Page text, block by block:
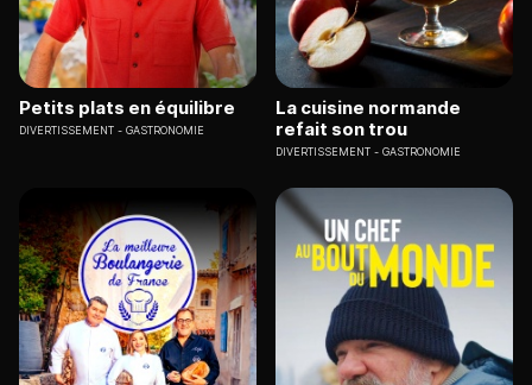
Petits plats en équilibre
DIVERTISSEMENT GASTRONOMIE
La cuisine normande
refait son trou
DIVERTISSEMENT GASTRONOMIE